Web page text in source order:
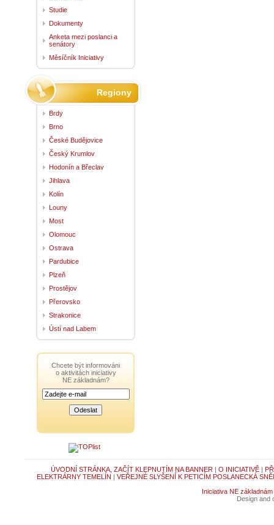
Studie
Dokumenty
Anketa mezi poslanci a
senátory
Měsíčník Iniciativy
Regiony
Brdy
Brno
České Budějovice
Český Krumlov
Hodonín a Břeclav
Jihlava
Kolín
Louny
Most
Olomouc
Ostrava
Pardubice
Plzeň
Prostějov
Přerovsko
Strakonice
Ústí nad Labem
Chcete být informováni
o aktivitách iniciativy
NE základnám?
ÚVODNÍ STRÁNKA, ZAČÍT KLEPNUTÍM NA BANNER | O INICIATIVĚ|
ELEKTRÁRNY TEMELÍN | VEŘEJNÉ SLYŠENÍ K PETICÍM POSLANECKÁ
Iniciativa NE základnám
Design and